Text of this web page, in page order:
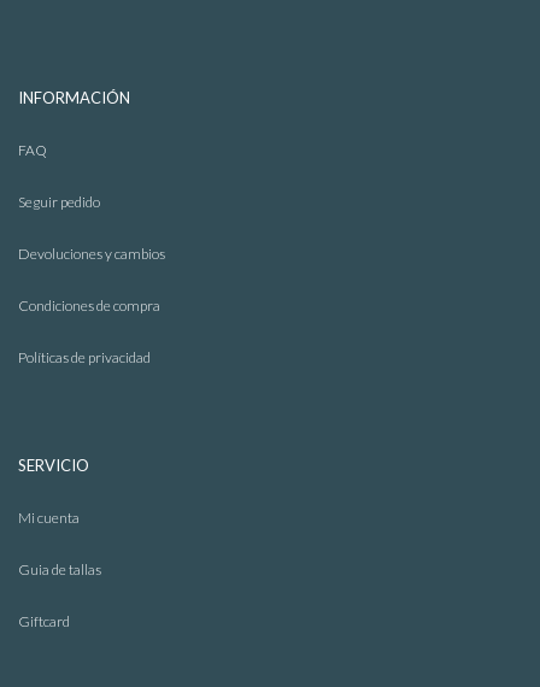
INFORMACIÓN
FAQ
Seguir pedido
Devoluciones y cambios
Condiciones de compra
Políticas de privacidad
SERVICIO
Mi cuenta
Guia de tallas
Giftcard